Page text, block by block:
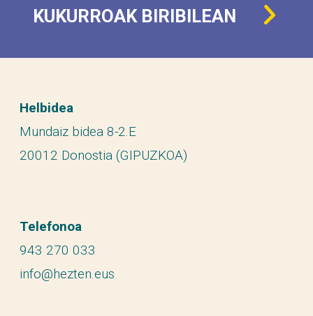
KUKURROAK BIRIBILEAN
Helbidea
Mundaiz bidea 8-2.E
20012 Donostia (GIPUZKOA)
Telefonoa
943 270 033
info@hezten.eus